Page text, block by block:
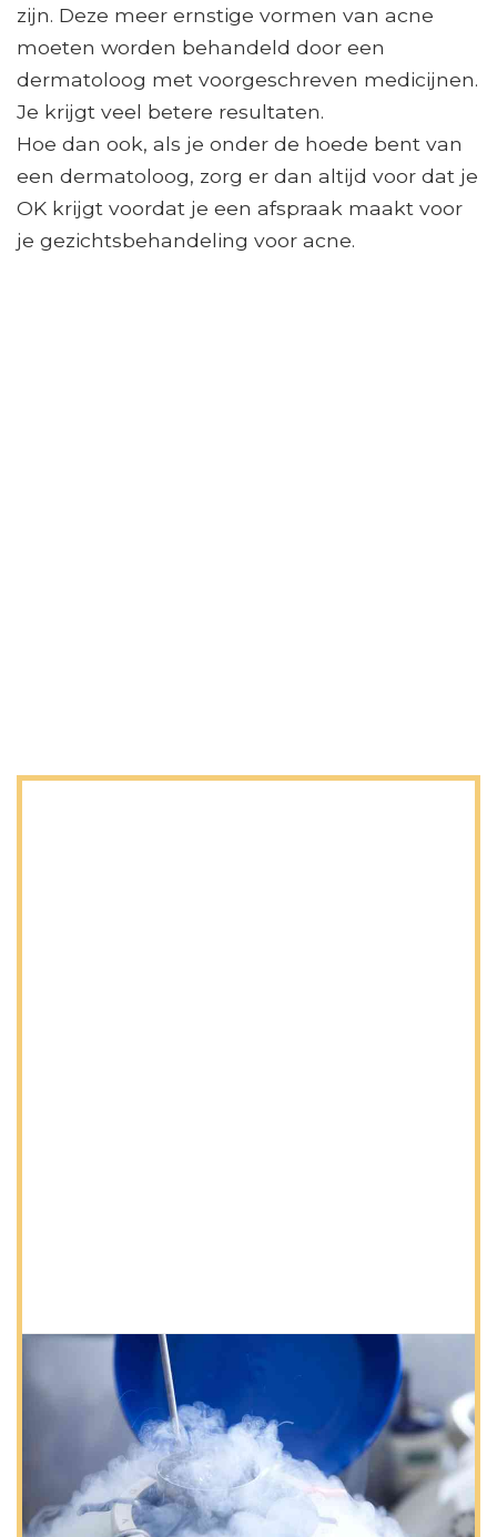
zijn. Deze meer ernstige vormen van acne
moeten worden behandeld door een
dermatoloog met voorgeschreven medicijnen.
Je krijgt veel betere resultaten.
Hoe dan ook, als je onder de hoede bent van
een dermatoloog, zorg er dan altijd voor dat je
OK krijgt voordat je een afspraak maakt voor
je gezichtsbehandeling voor acne.